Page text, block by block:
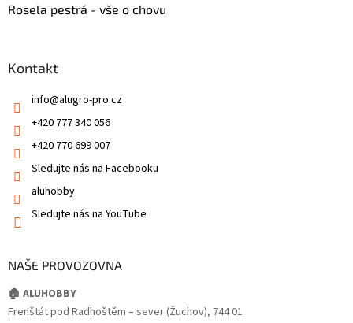
Rosela pestrá - vše o chovu
Kontakt
info@alugro-pro.cz
+420 777 340 056
+420 770 699 007
Sledujte nás na Facebooku
aluhobby
Sledujte nás na YouTube
NAŠE PROVOZOVNA
🏠 ALUHOBBY
Frenštát pod Radhoštěm – sever (Žuchov), 744 01